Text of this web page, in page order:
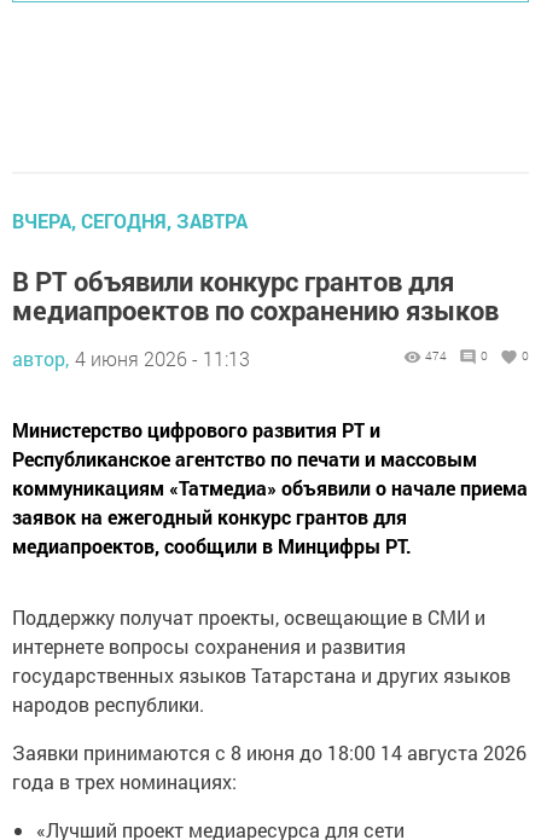
ВЧЕРА, СЕГОДНЯ, ЗАВТРА
В РТ объявили конкурс грантов для
медиапроектов по сохранению языков
автор, 4 июня 2026 - 11:13 474 0 0
Министерство цифрового развития РТ и
Республиканское агентство по печати и массовым
коммуникациям «Татмедиа» объявили о начале приема
заявок на ежегодный конкурс грантов для
медиапроектов, сообщили в Минцифры РТ.
Поддержку получат проекты, освещающие в СМИ и
интернете вопросы сохранения и развития
государственных языков Татарстана и других языков
народов республики.
Заявки принимаются с 8 июня до 18:00 14 августа 2026
года в трех номинациях:
«Лучший проект медиаресурса для сети